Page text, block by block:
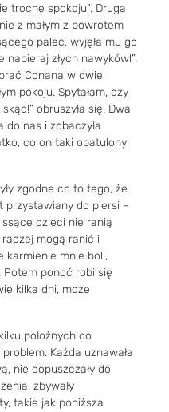
trochę spokoju”. Druga
z małym z powrotem
palec, wyjęła mu go
nabieraj złych nawyków!”.
Conana w dwie
pokoju. Spytałam, czy
obruszyła się. Dwa
do nas i zobaczyła
co on taki opatulony!
zgodne co to tego, że
przystawiany do piersi –
dzieci nie ranią
mogą ranić i
karmienie mnie boli,
Potem ponoć robi się
kilka dni, może
położnych do
Każda uznawała
nie dopuszczały do
zbywały
takie jak poniższa